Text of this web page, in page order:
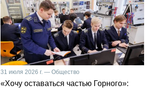
31 июля 2026 г. — Общество
«Хочу оставаться частью Горного»: